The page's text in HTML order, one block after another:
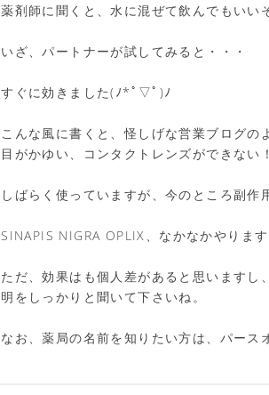
薬剤師に聞くと、水に混ぜて飲んでもいい
いざ、パートナーが試してみると・・・
すぐに効きました(ﾉ*ﾟ▽ﾟ)ﾉ
こんな風に書くと、怪しげな営業ブログの
目がかゆい、コンタクトレンズができない
しばらく使っていますが、今のところ副作
SINAPIS NIGRA OPLIX、なかなかやりま
ただ、効果はも個人差があると思います
明をしっかりと聞いて下さいね。
なお、薬局の名前を知りたい方は、パース